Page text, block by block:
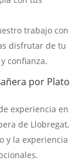
trabajo con
disfrutar de tu
confianza.
por Plato
experiencia en
de Llobregat,
y la experiencia